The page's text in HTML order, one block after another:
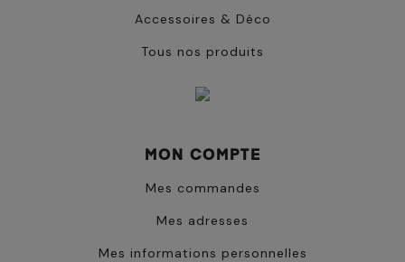
Accessoires & Déco
Tous nos produits
MON COMPTE
Mes commandes
Mes adresses
Mes informations personnelles